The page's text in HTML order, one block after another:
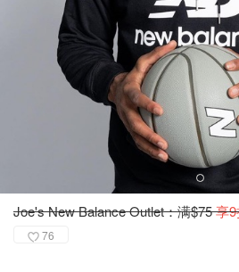
Joe's New Balance Outlet：满$75享
76